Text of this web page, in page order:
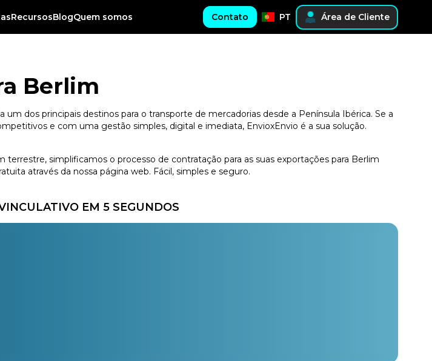
RecursosBlogQuem somos Contato PT Área de Cliente
Berlim
dos principais destinos para o transporte de mercadorias desde a Península Ibérica. Se a
e com uma gestão simples, digital e imediata, EnvioxEnvio é a sua solução.
simplificamos o processo de contratação para as suas exportações para Berlim
através da nossa página web. Fácil, simples e seguro.
EM 5 SEGUNDOS